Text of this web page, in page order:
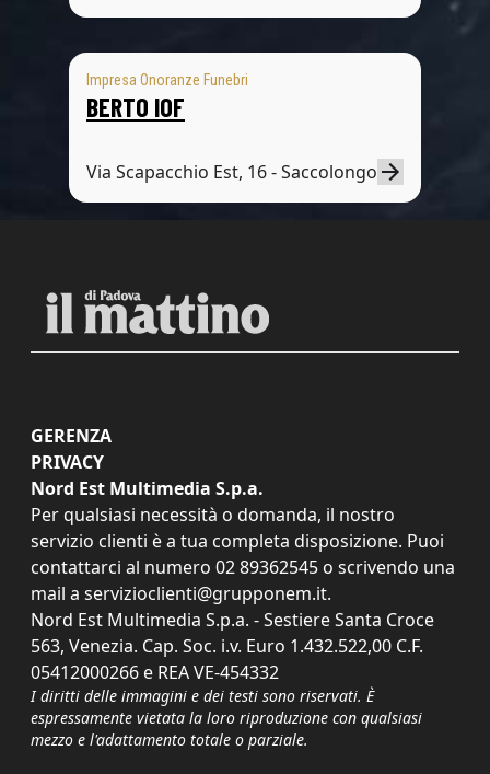
Impresa Onoranze Funebri
BERTO IOF
Via Scapacchio Est, 16 - Saccolongo
GERENZA
PRIVACY
Nord Est Multimedia S.p.a.
Per qualsiasi necessità o domanda, il nostro
servizio clienti è a tua completa disposizione. Puoi
contattarci al numero 02 89362545 o scrivendo una
mail a servizioclienti@grupponem.it.
Nord Est Multimedia S.p.a. - Sestiere Santa Croce
563, Venezia. Cap. Soc. i.v. Euro 1.432.522,00 C.F.
05412000266 e REA VE-454332
I diritti delle immagini e dei testi sono riservati. È
espressamente vietata la loro riproduzione con qualsiasi
mezzo e l'adattamento totale o parziale.